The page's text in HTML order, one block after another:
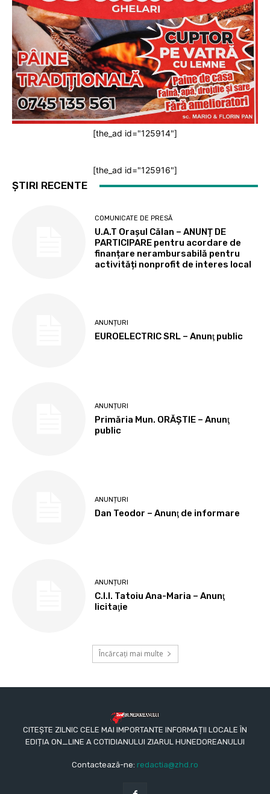
[the_ad id="125914"]
[the_ad id="125916"]
ȘTIRI RECENTE
COMUNICATE DE PRESĂ
U.A.T Orașul Călan – ANUNȚ DE
PARTICIPARE pentru acordare de
finanțare nerambursabilă pentru
activități nonprofit de interes local
ANUNȚURI
EUROELECTRIC SRL – Anunţ public
ANUNȚURI
Primăria Mun. ORĂȘTIE – Anunţ
public
ANUNȚURI
Dan Teodor – Anunţ de informare
ANUNȚURI
C.I.I. Tatoiu Ana-Maria – Anunţ
licitaţie
Încărcați mai multe
CITEȘTE ZILNIC CELE MAI IMPORTANTE INFORMAȚII LOCALE ÎN
EDIȚIA ON_LINE A COTIDIANULUI ZIARUL HUNEDOREANULUI
Contactează-ne: redactia@zhd.ro